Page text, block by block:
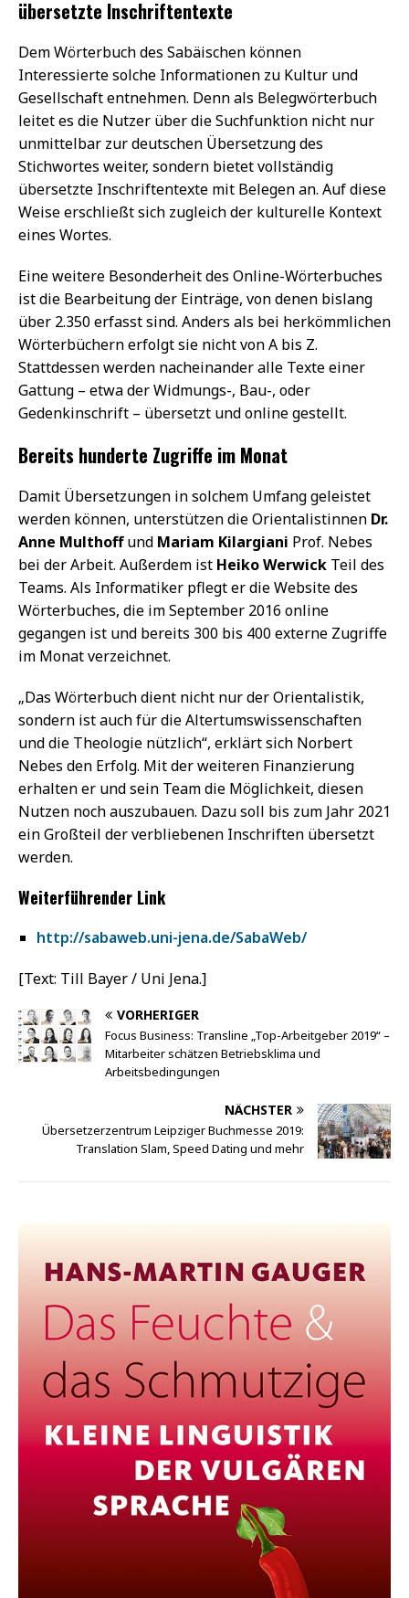
übersetzte Inschriftentexte
Dem Wörterbuch des Sabäischen können
Interessierte solche Informationen zu Kultur und
Gesellschaft entnehmen. Denn als Belegwörterbuch
leitet es die Nutzer über die Suchfunktion nicht nur
unmittelbar zur deutschen Übersetzung des
Stichwortes weiter, sondern bietet vollständig
übersetzte Inschriftentexte mit Belegen an. Auf diese
Weise erschließt sich zugleich der kulturelle Kontext
eines Wortes.
Eine weitere Besonderheit des Online-Wörterbuches
ist die Bearbeitung der Einträge, von denen bislang
über 2.350 erfasst sind. Anders als bei herkömmlichen
Wörterbüchern erfolgt sie nicht von A bis Z.
Stattdessen werden nacheinander alle Texte einer
Gattung – etwa der Widmungs-, Bau-, oder
Gedenkinschrift – übersetzt und online gestellt.
Bereits hunderte Zugriffe im Monat
Damit Übersetzungen in solchem Umfang geleistet
werden können, unterstützen die Orientalistinnen Dr.
Anne Multhoffund Mariam Kilargiani Prof. Nebes
bei der Arbeit. Außerdem ist Heiko Werwick Teil des
Teams. Als Informatiker pflegt er die Website des
Wörterbuches, die im September 2016 online
gegangen ist und bereits 300 bis 400 externe Zugriffe
im Monat verzeichnet.
„Das Wörterbuch dient nicht nur der Orientalistik,
sondern ist auch für die Altertumswissenschaften
und die Theologie nützlich“, erklärt sich Norbert
Nebes den Erfolg. Mit der weiteren Finanzierung
erhalten er und sein Team die Möglichkeit, diesen
Nutzen noch auszubauen. Dazu soll bis zum Jahr 2021
ein Großteil der verbliebenen Inschriften übersetzt
werden.
Weiterführender Link
http://sabaweb.uni-jena.de/SabaWeb/
[Text: Till Bayer / Uni Jena.]
VORHERIGER
Focus Business: Transline „Top-Arbeitgeber 2019“ –
Mitarbeiter schätzen Betriebsklima und
Arbeitsbedingungen
NÄCHSTER
Übersetzerzentrum Leipziger Buchmesse 2019:
Translation Slam, Speed Dating und mehr